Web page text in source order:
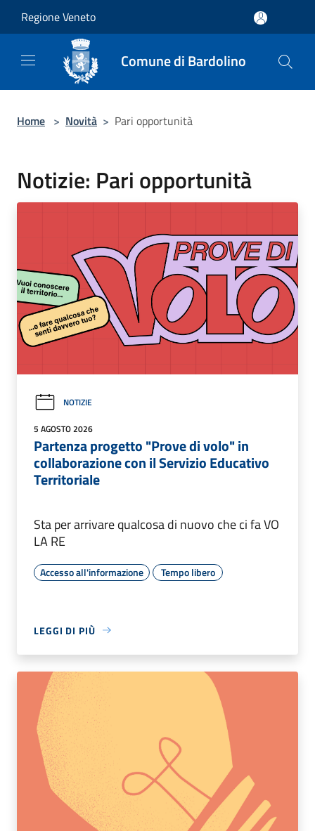
Regione Veneto
Comune di Bardolino
Home > Novità > Pari opportunità
Notizie: Pari opportunità
NOTIZIE
5 AGOSTO 2026
Partenza progetto "Prove di volo" in
collaborazione con il Servizio Educativo
Territoriale
Sta per arrivare qualcosa di nuovo che ci fa VO
LA RE
Accesso all'informazione Tempo libero
LEGGI DI PIÙ